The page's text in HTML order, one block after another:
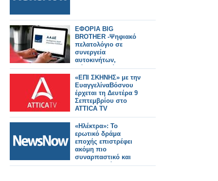
ΕΦΟΡΙΑ BIG
BROTHER -Ψηφιακό
πελατολόγιο σε
συνεργεία
αυτοκινήτων,
πάρκινγκ, χώρους
εκδηλώσεων
«ΕΠΙ ΣΚΗΝΗΣ» με την
ΕυαγγελίναΒόσνου
έρχεται τη Δευτέρα 9
Σεπτεμβρίου στο
ATTICA ΤV
«Ηλέκτρα»: To
ερωτικό δράμα
εποχής επιστρέφει
ακόμη πιο
συναρπαστικό και
ανατρεπτικό